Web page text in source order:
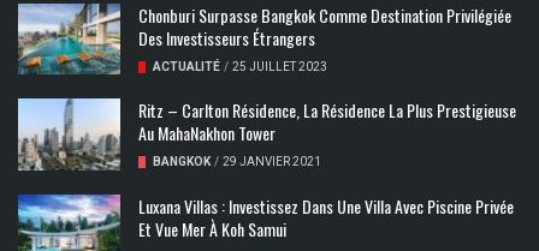
Chonburi Surpasse Bangkok Comme Destination Privilégiée
Des Investisseurs Étrangers
ACTUALITÉ / 25 JUILLET 2023
Ritz – Carlton Résidence, La Résidence La Plus Prestigieuse
Au MahaNakhon Tower
BANGKOK / 29 JANVIER 2021
Luxana Villas : Investissez Dans Une Villa Avec Piscine Privée
Et Vue Mer À Koh Samui